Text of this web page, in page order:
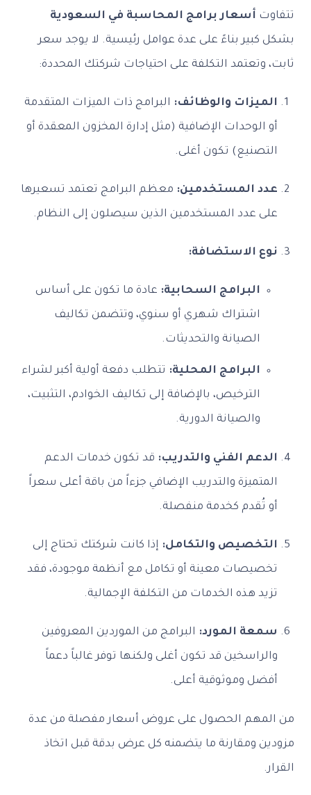
تتفاوت أسعار برامج المحاسبة في السعودية
بشكل كبير بناءً على عدة عوامل رئيسية. لا يوجد سعر
ثابت، وتعتمد التكلفة على احتياجات شركتك المحددة:
الميزات والوظائف: البرامج ذات الميزات المتقدمة
أو الوحدات الإضافية (مثل إدارة المخزون المعقدة أو
التصنيع) تكون أغلى.
عدد المستخدمين: معظم البرامج تعتمد تسعيرها
على عدد المستخدمين الذين سيصلون إلى النظام.
نوع الاستضافة:
البرامج السحابية: عادة ما تكون على أساس
اشتراك شهري أو سنوي، وتتضمن تكاليف
الصيانة والتحديثات.
البرامج المحلية: تتطلب دفعة أولية أكبر لشراء
الترخيص، بالإضافة إلى تكاليف الخوادم، التثبيت،
والصيانة الدورية.
الدعم الفني والتدريب: قد تكون خدمات الدعم
المتميزة والتدريب الإضافي جزءاً من باقة أعلى سعراً
أو تُقدم كخدمة منفصلة.
التخصيص والتكامل: إذا كانت شركتك تحتاج إلى
تخصيصات معينة أو تكامل مع أنظمة موجودة، فقد
تزيد هذه الخدمات من التكلفة الإجمالية.
سمعة المورد: البرامج من الموردين المعروفين
والراسخين قد تكون أغلى ولكنها توفر غالباً دعماً
أفضل وموثوقية أعلى.
من المهم الحصول على عروض أسعار مفصلة من عدة
مزودين ومقارنة ما يتضمنه كل عرض بدقة قبل اتخاذ
القرار.